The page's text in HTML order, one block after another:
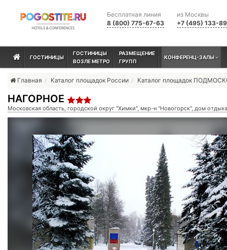
из Москвы
+7 (495) 133-
Бесплатная линия
8 (800) 775-67-63
ГОСТИНИЦЫ
ГОСТИНИЦЫ
ВОЗЛЕ МЕТРО
РАЗМЕЩЕНИЕ
ГРУПП
КОНФЕРЕНЦ-ЗАЛЫ
Главная Каталог площадок России Каталог площадок
НАГОРНОЕ
Московская область, городской округ "Химки", мкр-н "Новогорск", дом